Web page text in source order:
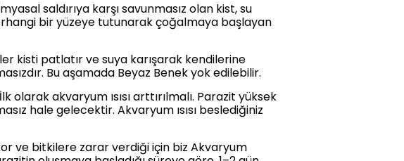
saldırıya karşı savunmasız olan kist, su
bir yüzeye tutunarak çoğalmaya başlayan
kisti patlatır ve suya karışarak kendilerine
Bu aşamada Beyaz Benek yok edilebilir.
akvaryum ısısı arttırılmalı. Parazit yüksek
hale gelecektir. Akvaryum ısısı beslediğiniz
ve bitkilere zarar verdiği için biz Akvaryum